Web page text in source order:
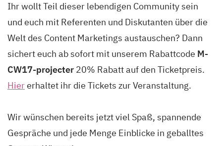
Ihr wollt Teil dieser lebendigen Community sein
und euch mit Referenten und Diskutanten über die
Welt des Content Marketings austauschen? Dann
sichert euch ab sofort mit unserem Rabattcode M-
CW17-projecter 20% Rabatt auf den Ticketpreis.
Hiererhaltet ihr die Tickets zur Veranstaltung.
Wir wünschen bereits jetzt viel Spaß, spannende
Gespräche und jede Menge Einblicke in geballtes